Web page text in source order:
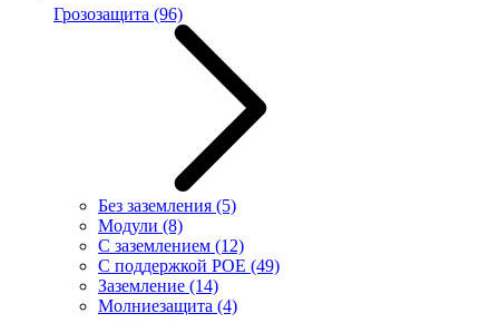
Грозозащита (96)
Без заземления (5)
Модули (8)
С заземлением (12)
С поддержкой POE (49)
Заземление (14)
Молниезащита (4)